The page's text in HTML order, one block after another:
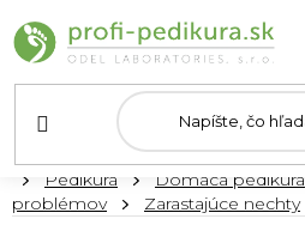
na
obsah
DomovPedikúra Domáca pedikúra
problémov
Zarastajúce nechty